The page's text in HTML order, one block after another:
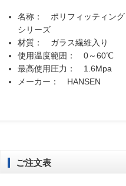
名称： ポリフィッティン
シリーズ
材質： ガラス繊維入り
使用温度範囲： 0～60℃
最高使用圧力： 1.6Mpa
メーカー： HANSEN
ご注文表